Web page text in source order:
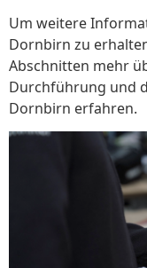
Um weitere
Dornbirn zu
Abschnitten mehr
Durchführung und
Dornbirn erfahren.